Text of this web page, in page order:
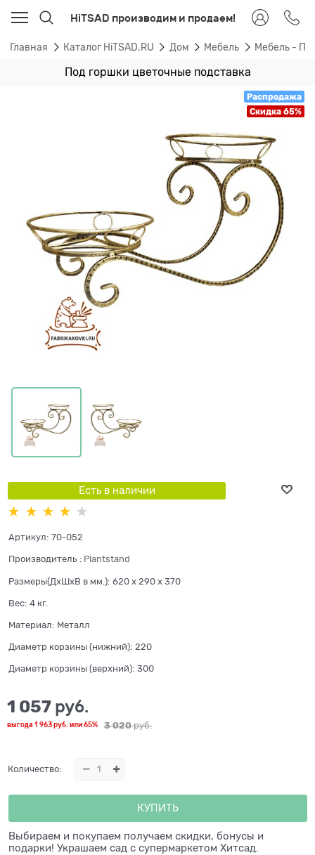
HiTSAD производим и продаем!
Главная Каталог HiTSAD.RU Дом Мебель Мебель -
Под горшки цветочные подставка
Распродажа
Скидка 65%
Есть в наличии
Артикул: 70-052
Производитель : Plantstand
Размеры(ДхШхВ в мм.): 620 x 290 x 370
Вес: 4 кг.
Материал: Металл
Диаметр корзины (нижний): 220
Диаметр корзины (верхний): 300
3 020 руб.
1 057 руб.
выгода 1 963 руб. или65%
Количество:
КУПИТЬ
Выбираем и покупаем получаем скидки, бонусы и
подарки! Украшаем сад с супермаркетом Хитсад.